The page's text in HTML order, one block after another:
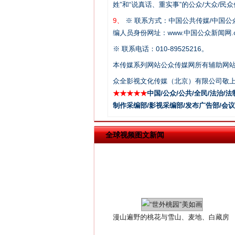
姓”和“说真话、重实事”的公众/大众/民众
9、
※ 联系方式：中国公共传媒/中国公
编人员身份网址：www.中国公众新闻网
※ 联系电话：010-89525216。
本传媒系列网站公众传媒网所有辅助网
众全影视文化传媒（北京）有限公司敬
★★★★★中国/公众/公共/全民/法治/法
制作采编部/影视采编部/发布广告部/会
全球视频图文新闻
站台名比不上好声名